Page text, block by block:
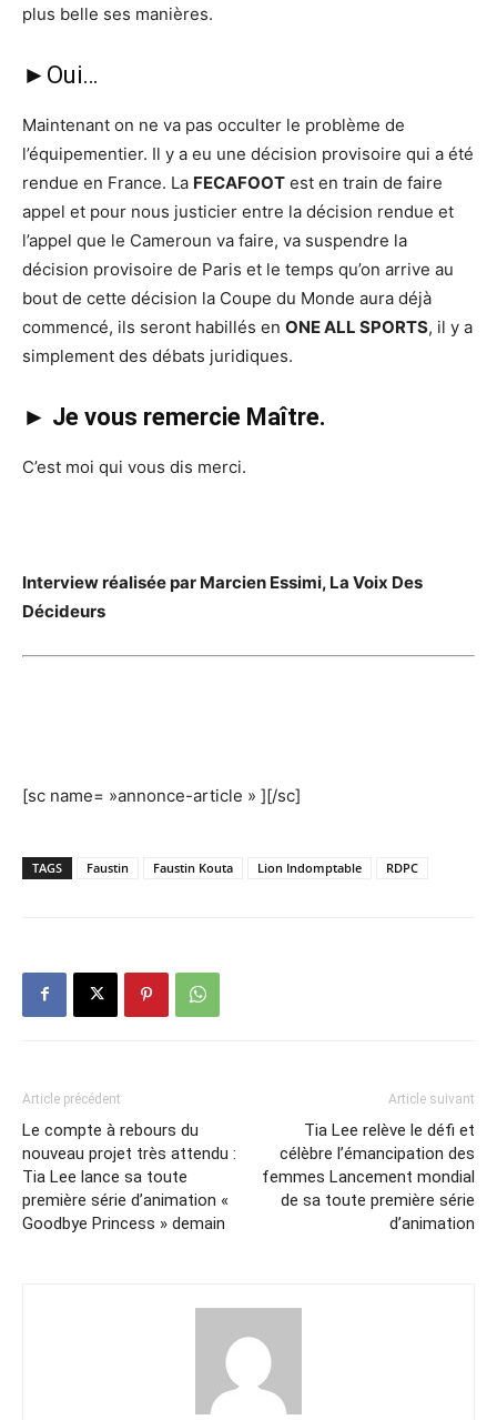
plus belle ses manières.
►Oui…
Maintenant on ne va pas occulter le problème de
l’équipementier. Il y a eu une décision provisoire qui a été
rendue en France. La FECAFOOT est en train de faire
appel et pour nous justicier entre la décision rendue et
l’appel que le Cameroun va faire, va suspendre la
décision provisoire de Paris et le temps qu’on arrive au
bout de cette décision la Coupe du Monde aura déjà
commencé, ils seront habillés en ONE ALL SPORTS, il y a
simplement des débats juridiques.
► Je vous remercie Maître.
C’est moi qui vous dis merci.
Interview réalisée par Marcien Essimi, La Voix Des
Décideurs
[sc name= »annonce-article » ][/sc]
TAGS Faustin Faustin Kouta Lion Indomptable RDPC
Article précédent
Le compte à rebours du
nouveau projet très attendu :
Tia Lee lance sa toute
première série d’animation «
Goodbye Princess » demain
Article suivant
Tia Lee relève le défi et
célèbre l’émancipation des
femmes Lancement mondial
de sa toute première série
d’animation